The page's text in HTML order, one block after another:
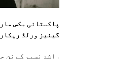
گینیز ورلڈ
راشد نسیم کے نن